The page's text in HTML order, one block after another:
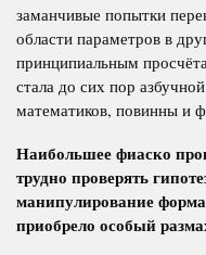
заманчивые попытки
области параметров в
принципиальным
стала до сих пор
математиков, повинны и
Наибольшее фиаско
трудно проверять
манипулирование
приобрело особый